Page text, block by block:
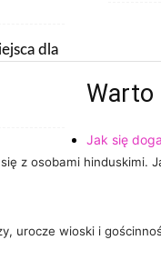
dla
Warto
Jak się
z osobami hinduskimi.
urocze wioski i